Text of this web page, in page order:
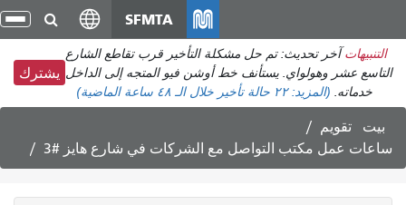
انتقل
إلى
المحتوى
الرئيسي
SFMTA
التنبيهات آخر تحديث: تم حل مشكلة التأخير قرب تقاطع الشارع
التاسع عشر وهولواي. يستأنف خط أوشن فيو المتجه إلى الداخل
خدماته. (المزيد:٢٢ حالة تأخير خلال الـ ٤٨ ساعة الماضية)
يشترك
بيت
تقويم
ساعات عمل مكتب التواصل مع الشركات في شارع هايز #3